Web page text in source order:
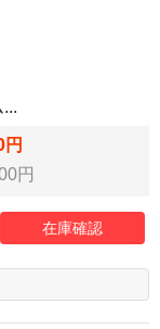
円
円
在庫確認